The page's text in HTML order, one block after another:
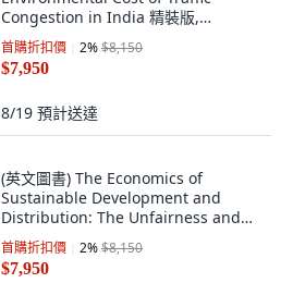
Congestion in India 精裝版,
Routledge, 英文
首購折扣價 2%$8,150
$7,950
8/19 預計送達
(英文圖書) The Economics of
Sustainable Development and
Distribution: The Unfairness and
Injustice of Mi... 精裝版, Routledge,
英文
首購折扣價 2%$8,150
$7,950